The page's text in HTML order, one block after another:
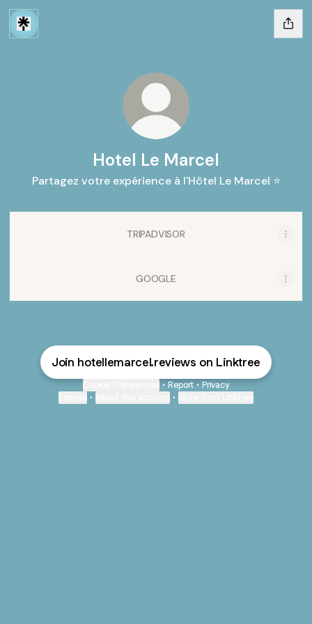
Hotel Le Marcel
Partagez votre expérience à l'Hôtel Le Marcel ⭐
TRIPADVISOR
GOOGLE
Join hotellemarcel.reviews on Linktree
• Report • Privacy
• •